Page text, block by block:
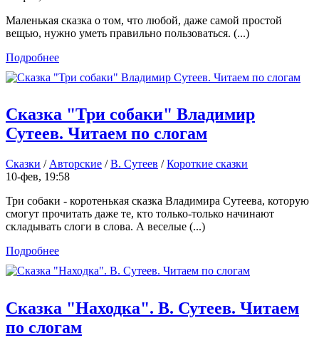
Маленькая сказка о том, что любой, даже самой простой
вещью, нужно уметь правильно пользоваться. (...)
Подробнее
Сказка "Три собаки" Владимир
Сутеев. Читаем по слогам
Сказки / Авторские /В. Сутеев /Короткие сказки
10-фев, 19:58
Три собаки - коротенькая сказка Владимира Сутеева, которую
смогут прочитать даже те, кто только-только начинают
складывать слоги в слова. А веселые (...)
Подробнее
Сказка "Находка". В. Сутеев. Читаем
по слогам